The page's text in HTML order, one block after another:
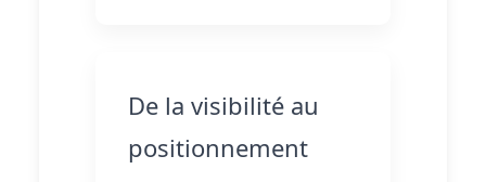
De la visibilité au
positionnement